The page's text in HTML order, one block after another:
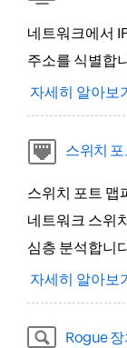
네트워크에서
주소를 식별합
자세히 알아보
스위치 포
스위치 포트 맵
네트워크 스위
심층 분석합니
자세히 알아보
Rogue 장